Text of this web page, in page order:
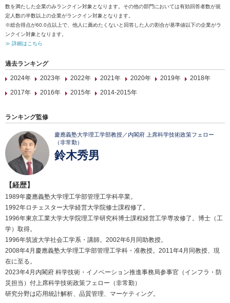
数を満たした企業のみランクイン対象となります。その他の部門においては有効回答者数が規
定人数の半数以上の企業がランクイン対象となります。
※総合得点が60.0点以上で、他人に薦めたくないと回答した人の割合が基準値以下の企業がラ
ンクイン対象となります。
≫ 詳細はこちら
過去ランキング
2024年
2023年 2022年 2021年 2020年 2019年
2018年
2017年
2016年 2015年 2014-2015年
ランキング監修
慶應義塾大学理工学部教授／内閣府 上席科学技術政策フェロー
（非常勤）
鈴木秀男
【経歴】
1989年慶應義塾大学理工学部管理工学科卒業。
1992年ロチェスター大学経営大学院修士課程修了。
1996年東京工業大学大学院理工学研究科博士課程経営工学専攻修了。博士（工
学）取得。
1996年筑波大学社会工学系・講師。2002年6月同助教授。
2008年4月慶應義塾大学理工学部管理工学科・准教授。2011年4月同教授、現
在に至る。
2023年4月内閣府 科学技術・イノベーション推進事務局参事官（インフラ・防
災担当）付上席科学技術政策フェロー（非常勤）
研究分野は応用統計解析、品質管理、マーケティング。